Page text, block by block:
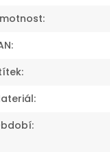
:
:
:
:
: